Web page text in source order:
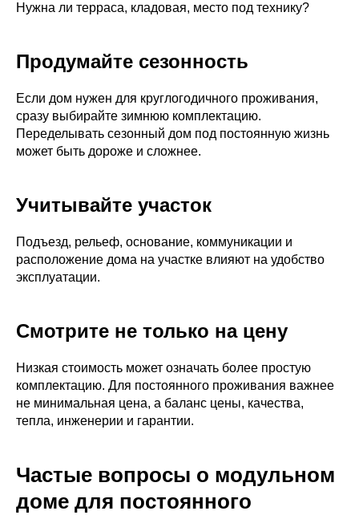
Нужна ли терраса, кладовая, место под технику?
Продумайте сезонность
Если дом нужен для круглогодичного проживания,
сразу выбирайте зимнюю комплектацию.
Переделывать сезонный дом под постоянную жизнь
может быть дороже и сложнее.
Учитывайте участок
Подъезд, рельеф, основание, коммуникации и
расположение дома на участке влияют на удобство
эксплуатации.
Смотрите не только на цену
Низкая стоимость может означать более простую
комплектацию. Для постоянного проживания важнее
не минимальная цена, а баланс цены, качества,
тепла, инженерии и гарантии.
Частые вопросы о модульном
доме для постоянного